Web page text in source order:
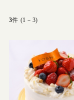
3件 (1－3)